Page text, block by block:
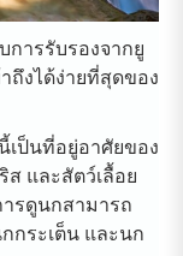
การรับรองจากยู
ถึงได้ง่ายที่สุดของ
เป็นที่อยู่อาศัยของ
และสัตว์เลื้อย
รดูนกสามารถ
กระเต็น และนก